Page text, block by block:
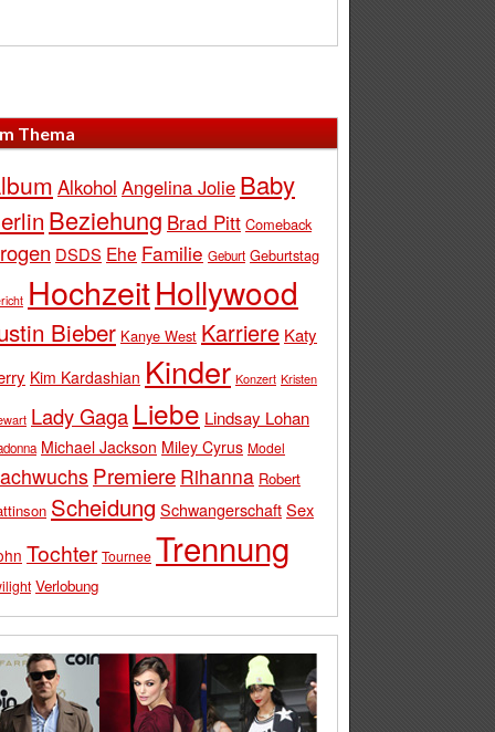
Thema
Alkohol Angelina Jolie Baby
Beziehung Brad Pitt Comeback
DSDS Ehe Familie Geburt Geburtstag
HochzeitHollywood
Bieber Kanye West Karriere Katy
Kim Kardashian Kinder Konzert Kristen
Lady Gaga Liebe Lindsay Lohan
Michael Jackson Miley Cyrus Model
Premiere Rihanna Robert
Scheidung SchwangerschaftSex
Tochter Tournee Trennung
Verlobung